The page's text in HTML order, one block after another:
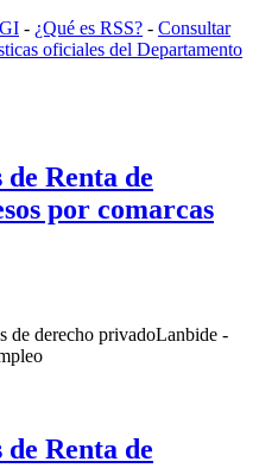
- ¿Qué es RSS? - Consultar
oficiales del Departamento
Renta de
por comarcas
de derecho privadoLanbide -
Renta de